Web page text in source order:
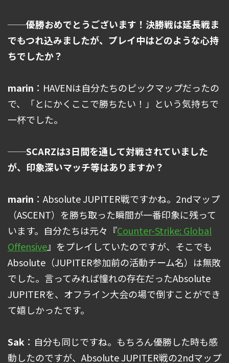
──優勝おめでとうございます！決勝戦は延長戦ま
でもつれ込みましたが、プレイ中はどのような心持
ちでしたか？
marin ：HAVENは自分たちのピックマップだったの
で、「とにかくここで勝ちたい！」という気持ちで
一杯でした。
──SCARZは3日間を通して対戦されていました
が、印象深いマッチ等はありますか？
marin ：Absolute JUPITER戦ですかね。2ndマップ
（ASCENT）を勝ち取った瞬間が一番印象に残って
います。自分たちは元々『Counter-Strike: Global
Offensive』をプレイしていたのですが、そこでも
Absolute（JUPITER参加前の活動チーム名）は無敗
でした。言ってみれば憧れの存在だったAbsolute
JUPITERを、オフライン大会の場で倒すことができ
て嬉しかったです。
Sak ：自分も同じですね。もちろん優勝した時も感
動したのですが、Absolute JUPITER戦の2ndマップ